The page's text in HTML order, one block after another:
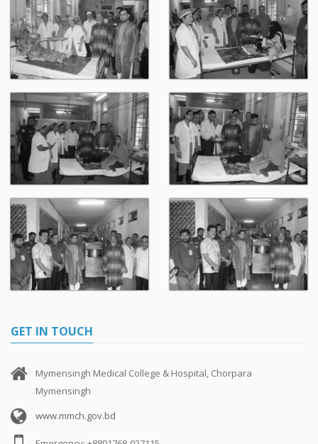
GET IN TOUCH
Mymensingh Medical College & Hospital, Chorpara
Mymensingh
www.mmch.gov.bd